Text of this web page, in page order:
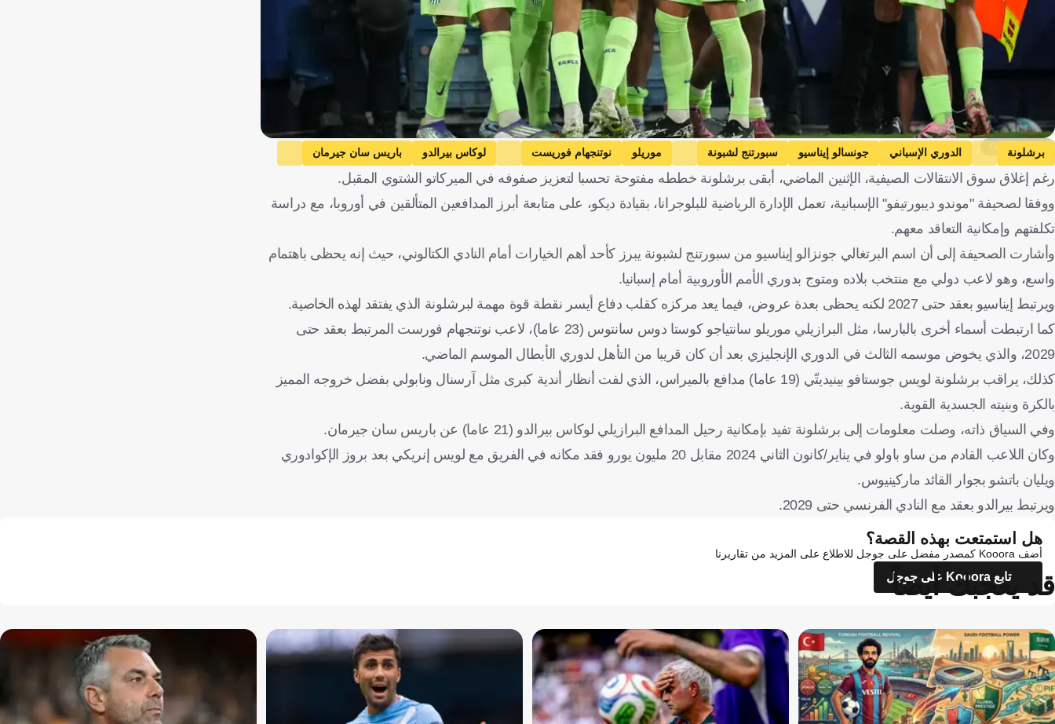
Getty Images
برشلونة الدوري الإسباني جونسالو إيناسيو سبورتنج لشبونة موريلو نوتنجهام فوريست لوكاس بيرالدو
باريس سان جيرمان
إسبانيا
البرتغال إنجلترا فرنسا كرة قدم
رغم إغلاق سوق الانتقالات الصيفية، الإثنين الماضي، أبقى برشلونة خططه مفتوحة تحسبا لتعزيز صفوفه في الميركاتو الشتوي المقبل.
ووفقا لصحيفة "موندو ديبورتيفو" الإسبانية، تعمل الإدارة الرياضية للبلوجرانا، بقيادة ديكو، على متابعة أبرز المدافعين المتألقين في أوروبا، مع دراسة
تكلفتهم وإمكانية التعاقد معهم.
وأشارت الصحيفة إلى أن اسم البرتغالي جونزالو إيناسيو من سبورتنج لشبونة يبرز كأحد أهم الخيارات أمام النادي الكتالوني، حيث إنه يحظى باهتمام
واسع، وهو لاعب دولي مع منتخب بلاده ومتوج بدوري الأمم الأوروبية أمام إسبانيا.
ويرتبط إيناسيو بعقد حتى 2027 لكنه يحظى بعدة عروض، فيما يعد مركزه كقلب دفاع أيسر نقطة قوة مهمة لبرشلونة الذي يفتقد لهذه الخاصية.
كما ارتبطت أسماء أخرى بالبارسا، مثل البرازيلي موريلو سانتياجو كوستا دوس سانتوس (23 عاما)، لاعب نوتنجهام فورست المرتبط بعقد حتى
2029، والذي يخوض موسمه الثالث في الدوري الإنجليزي بعد أن كان قريبا من التأهل لدوري الأبطال الموسم الماضي.
كذلك، يراقب برشلونة لويس جوستافو بينيديتّي (19 عاما) مدافع بالميراس، الذي لفت أنظار أندية كبرى مثل آرسنال ونابولي بفضل خروجه المميز
بالكرة وبنيته الجسدية القوية.
وفي السياق ذاته، وصلت معلومات إلى برشلونة تفيد بإمكانية رحيل المدافع البرازيلي لوكاس بيرالدو (21 عاما) عن باريس سان جيرمان.
وكان اللاعب القادم من ساو باولو في يناير/كانون الثاني 2024 مقابل 20 مليون يورو فقد مكانه في الفريق مع لويس إنريكي بعد بروز الإكوادوري
ويليان باتشو بجوار القائد ماركينيوس.
ويرتبط بيرالدو بعقد مع النادي الفرنسي حتى 2029.
هل استمتعت بهذه القصة؟
أضف Kooora كمصدر مفضل على جوجل للاطلاع على المزيد من تقاريرنا
تابع Kooora على جوجل
قد يعجبك أيضاً